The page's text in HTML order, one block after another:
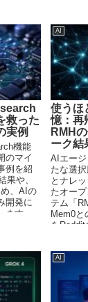
救った
実例
機能
のマイ
例を紹
果や、
、AIの
開発に
す。
AI
使うほ
憶：再
RMH
ーク結
AIエー
たな選
とナレ
たオー
テム「
Mem0と
を
AI